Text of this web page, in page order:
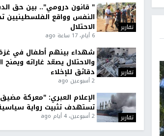
تقارير
" قانون درومي".. بين حق
النفس وواقع الفلسطينيين
الاحتلال
6 أيام، 17 ساعة ago
تقارير
شهداء بينهم أطفال في
والاحتلال يصعّد غاراته ويمنح
دقائق للإخلاء
2 أسبوعين ago
تقارير
الإعلام العبري: "معركة
تستهدف تثبيت رواية
2 أسبوعين، 4 أيام ago